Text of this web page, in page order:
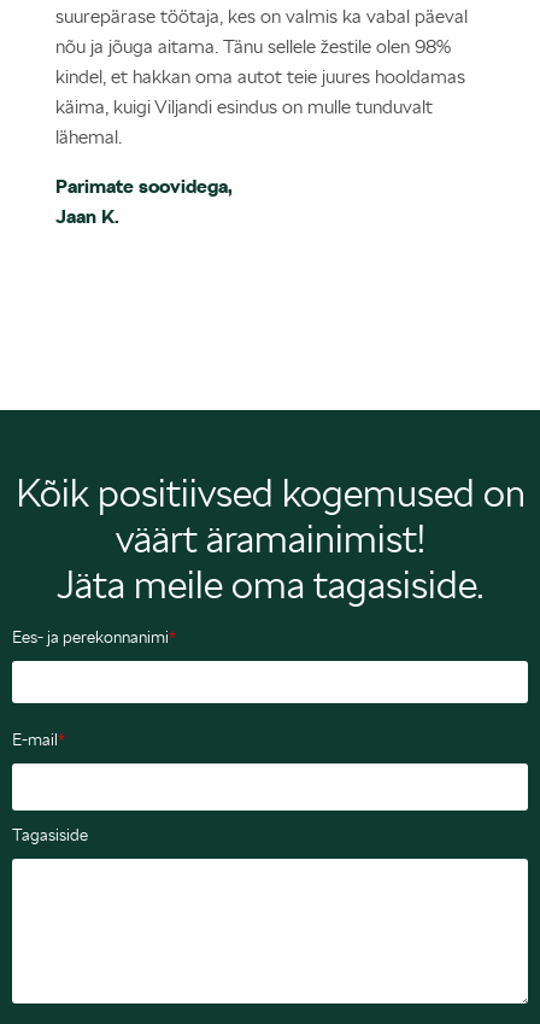
suurepärase töötaja, kes on valmis ka vabal päeval
nõu ja jõuga aitama. Tänu sellele žestile olen 98%
kindel, et hakkan oma autot teie juures hooldamas
käima, kuigi Viljandi esindus on mulle tunduvalt
lähemal.
Parimate soovidega,
Jaan K.
Kõik positiivsed kogemused on
väärt äramainimist!
Jäta meile oma tagasiside.
Ees- ja perekonnanimi*
E-mail*
Tagasiside